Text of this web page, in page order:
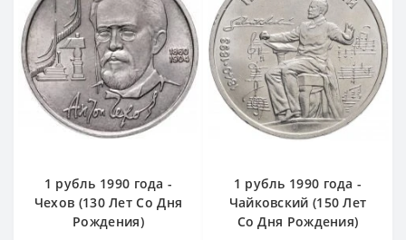
1 рубль 1990 года -
Чехов (130 Лет Со Дня
Рождения)
1 рубль 1990 года -
Чайковский (150 Лет
Со Дня Рождения)